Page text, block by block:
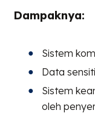
Dampaknya:
Sistem
Data
Sistem
oleh